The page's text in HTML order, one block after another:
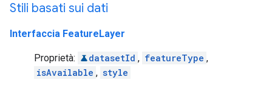
Stili basati sui dati
Interfaccia FeatureLayer
Proprietà: datasetId , featureType ,
isAvailable , style